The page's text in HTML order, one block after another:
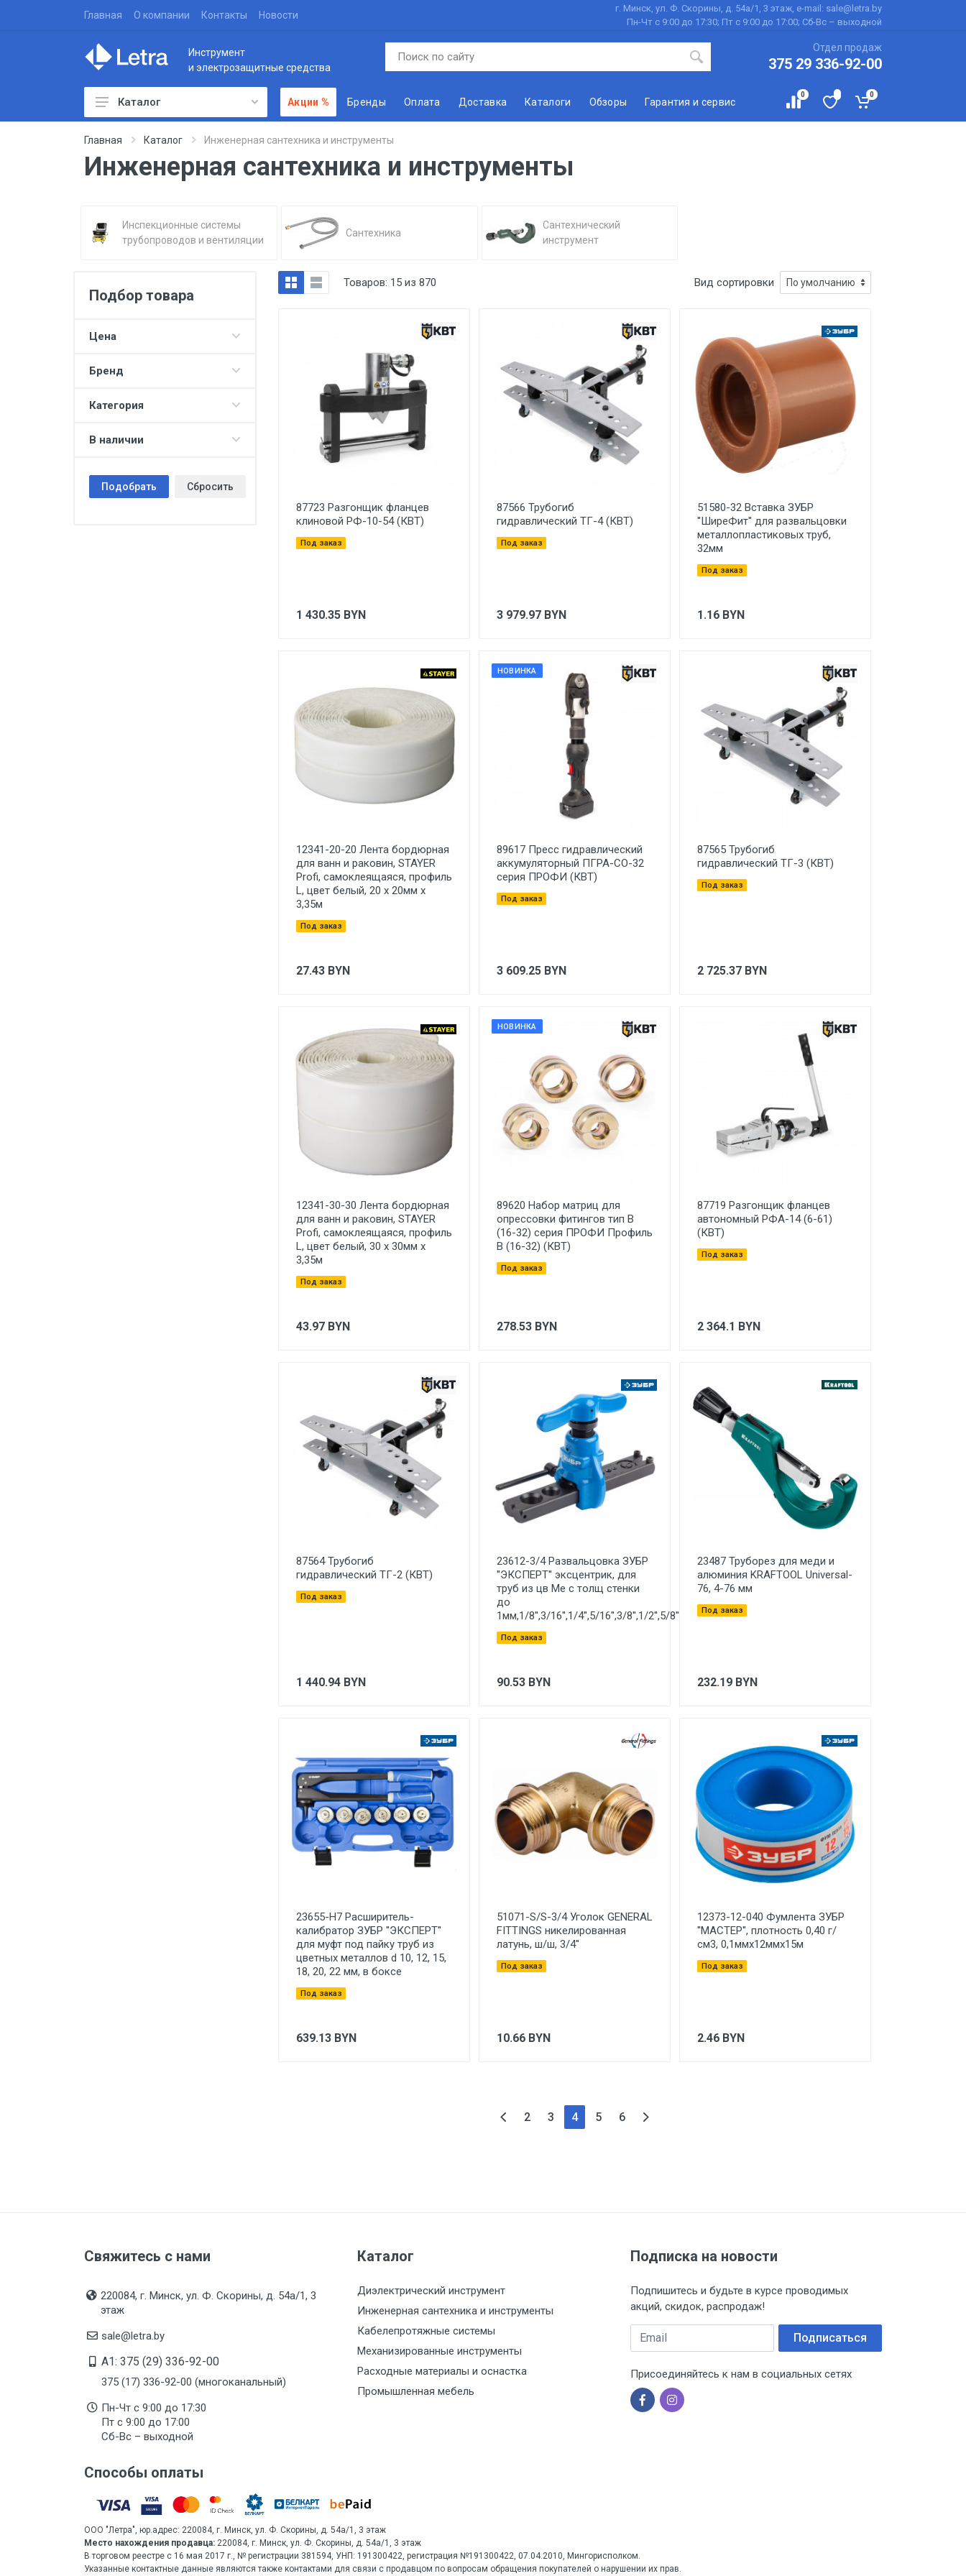
Главная О компании Контакты Новости
г. Минск, ул. Ф. Скорины, д. 54а/1, 3 этаж, e-mail: sale@letra.by
Пн-Чт с 9:00 до 17:30; Пт с 9:00 до 17:00; Сб-Вс – выходной
Инструмент
и электрозащитные средства
Отдел продаж
375 29 336-92-00
Каталог Акции % Бренды Оплата Доставка Каталоги Обзоры Гарантия и сервис
0 0
Главная Каталог Инженерная сантехника и инструменты
Инженерная сантехника и инструменты
Инспекционные системы
трубопроводов и вентиляции
Сантехника
Сантехнический
инструмент
Подбор товара
Цена
Бренд
Категория
В наличии
Подобрать Сбросить
Товаров: 15 из 870 Вид сортировки
87723 Разгонщик фланцев
клиновой РФ-10-54 (КВТ)
Под заказ
1 430.35 BYN
87566 Трубогиб
гидравлический ТГ-4 (КВТ)
Под заказ
3 979.97 BYN
51580-32 Вставка ЗУБР
''ШиреФит'' для развальцовки
металлопластиковых труб,
32мм
Под заказ
1.16 BYN
12341-20-20 Лента бордюрная
для ванн и раковин, STAYER
Profi, самоклеящаяся, профиль
L, цвет белый, 20 х 20мм х
3,35м
Под заказ
27.43 BYN
НОВИНКА
89617 Пресс гидравлический
аккумуляторный ПГРА-СО-32
серия ПРОФИ (КВТ)
Под заказ
3 609.25 BYN
87565 Трубогиб
гидравлический ТГ-3 (КВТ)
Под заказ
2 725.37 BYN
12341-30-30 Лента бордюрная
для ванн и раковин, STAYER
Profi, самоклеящаяся, профиль
L, цвет белый, 30 х 30мм х
3,35м
Под заказ
43.97 BYN
НОВИНКА
89620 Набор матриц для
опрессовки фитингов тип В
(16-32) серия ПРОФИ Профиль
В (16-32) (КВТ)
Под заказ
278.53 BYN
87719 Разгонщик фланцев
автономный РФА-14 (6-61)
(КВТ)
Под заказ
2 364.1 BYN
87564 Трубогиб
гидравлический ТГ-2 (КВТ)
Под заказ
1 440.94 BYN
23612-3/4 Развальцовка ЗУБР
''ЭКСПЕРТ'' эксцентрик, для
труб из цв Me с толщ стенки
до
1мм,1/8'',3/16'',1/4'',5/16'',3/8'',1/2'',5/8'',3/4''
Под заказ
90.53 BYN
23487 Труборез для меди и
алюминия KRAFTOOL Universal-
76, 4-76 мм
Под заказ
232.19 BYN
23655-H7 Расширитель-
калибратор ЗУБР ''ЭКСПЕРТ''
для муфт под пайку труб из
цветных металлов d 10, 12, 15,
18, 20, 22 мм, в боксе
Под заказ
639.13 BYN
51071-S/S-3/4 Уголок GENERAL
FITTINGS никелированная
латунь, ш/ш, 3/4''
Под заказ
10.66 BYN
12373-12-040 Фумлента ЗУБР
''МАСТЕР'', плотность 0,40 г/
см3, 0,1ммх12ммх15м
Под заказ
2.46 BYN
2 3 4 5 6
Свяжитесь с нами
220084, г. Минск, ул. Ф. Скорины, д. 54а/1, 3
этаж
sale@letra.by
A1: 375 (29) 336-92-00
375 (17) 336-92-00 (многоканальный)
Пн-Чт с 9:00 до 17:30
Пт с 9:00 до 17:00
Сб-Вс – выходной
Каталог
Диэлектрический инструмент
Инженерная сантехника и инструменты
Кабелепротяжные системы
Механизированные инструменты
Расходные материалы и оснастка
Промышленная мебель
Подписка на новости
Подпишитесь и будьте в курсе проводимых
акций, скидок, распродаж!
Email Подписаться
Присоединяйтесь к нам в социальных сетях
Способы оплаты
ООО "Летра", юр.адрес: 220084, г. Минск, ул. Ф. Скорины, д. 54а/1, 3 этаж
Место нахождения продавца: 220084, г. Минск, ул. Ф. Скорины, д. 54а/1, 3 этаж
В торговом реестре с 16 мая 2017 г., № регистрации 381594, УНП: 191300422, регистрация №191300422, 07.04.2010, Мингорисполком.
Указанные контактные данные являются также контактами для связи с продавцом по вопросам обращения покупателей о нарушении их прав.